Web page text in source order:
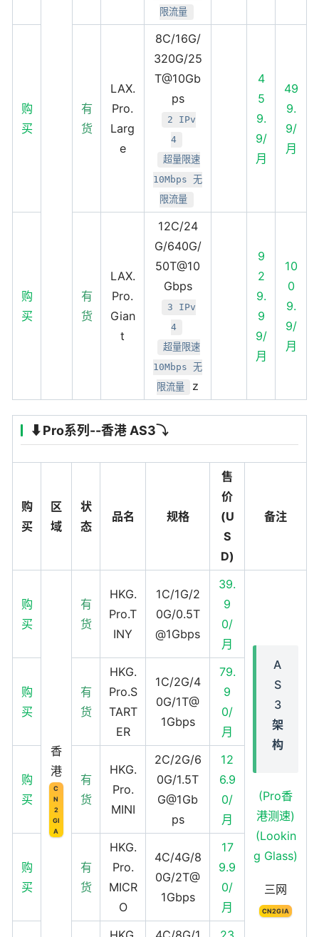
限流量
购
买
有
货
LAX.
Pro.
Larg
e
8C/16G/
320G/25
T@10Gb
ps
2 IPv
4
超量限速
10Mbps 无
限流量
4
5
9.
9/
月
49
9.
9/
月
购
买
有
货
LAX.
Pro.
Gian
t
12C/24
G/640G/
50T@10
Gbps
3 IPv
4
超量限速
10Mbps 无
限流量
z
9
2
9.
9
9/
月
10
0
9.
9/
月
⬇️Pro系列--香港 AS3⤵️
购
买
区
域
状
态
品名 规格
售
价
(U
S
D)
备注
购
买
香
港
C
N
2
GI
A
有
货
HKG.
Pro.T
INY
1C/1G/2
0G/0.5T
@1Gbps
39.
9
0/
月
A
S
3
架
构
(Pro香
港测速)
(Lookin
g Glass)
三网
CN2GIA
购
买
有
货
HKG.
Pro.S
TART
ER
1C/2G/4
0G/1T@
1Gbps
79.
9
0/
月
购
买
有
货
HKG.
Pro.
MINI
2C/2G/6
0G/1.5T
G@1Gb
ps
12
6.9
0/
月
购
买
有
货
HKG.
Pro.
MICR
O
4C/4G/8
0G/2T@
1Gbps
17
9.9
0/
月